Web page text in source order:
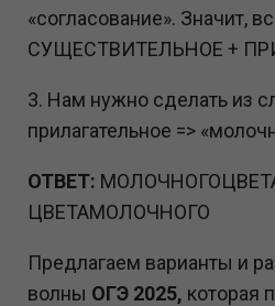
«согласование». Значит,
СУЩЕСТВИТЕЛЬНОЕ +
3. Нам нужно сделать из
прилагательное =>
ОТВЕТ:
ЦВЕТАМОЛОЧНОГО
Предлагаем варианты и
волны ОГЭ 2025, которая